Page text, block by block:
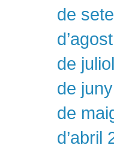
de
de
de
de
d’abril